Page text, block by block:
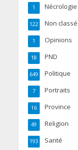
Nécrologie
1
Non classé
122
Opinions
1
PND
18
Politique
649
Portraits
7
Province
16
Religion
49
Santé
193